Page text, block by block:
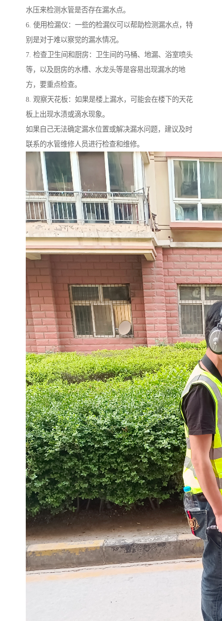
水压来检测水管是否存在漏水点。
6. 使用检漏仪：一些的检漏仪可以帮助检测漏水点，特
别是对于难以察觉的漏水情况。
7. 检查卫生间和厨房：卫生间的马桶、地漏、浴室喷头
等，以及厨房的水槽、水龙头等是容易出现漏水的地
方，要重点检查。
8. 观察天花板：如果是楼上漏水，可能会在楼下的天花
板上出现水渍或滴水现象。
如果自己无法确定漏水位置或解决漏水问题，建议及时
联系的水管维修人员进行检查和维修。